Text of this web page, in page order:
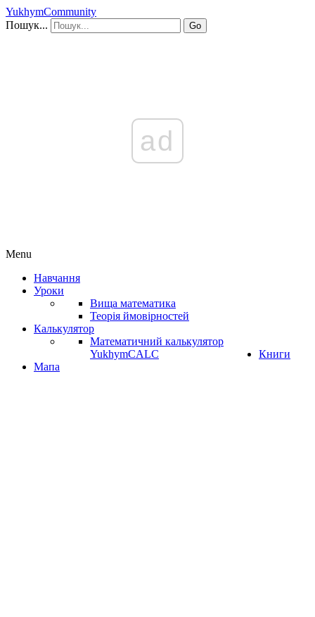
YukhymCommunity
Пошук...
Go
ad
Menu
Навчання
Уроки
Вища математика
Теорія ймовірностей
Калькулятор
Математичний калькулятор
YukhymCALC
Книги
Мапа